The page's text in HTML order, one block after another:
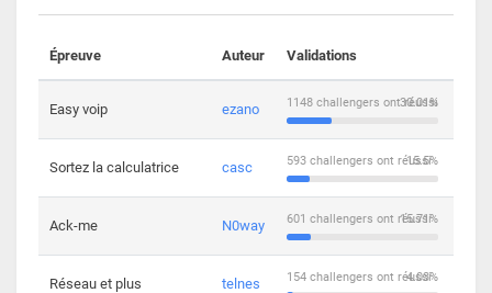
Épreuve Auteur Validations
Easy voip ezano 30.01%
1148 challengers ont réussi
Sortez la calculatrice casc 15.5%
593 challengers ont réussi
Ack-me N0way 15.71%
601 challengers ont réussi
Réseau et plus telnes 4.03%
154 challengers ont réussi